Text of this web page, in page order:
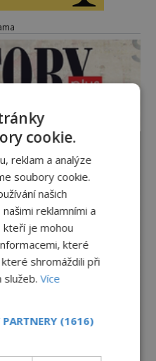
cookie.
reklam a analýze
soubory cookie.
našich
reklamními a
kteří je mohou
které
shromáždili při
služeb.Více
(1616)